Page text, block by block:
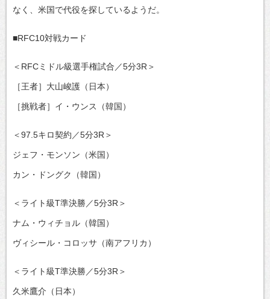
なく、米国で代役を探しているようだ。
■RFC10対戦カード
＜RFCミドル級選手権試合／5分3R＞
［王者］大山峻護（日本）
［挑戦者］イ・ウンス（韓国）
＜97.5キロ契約／5分3R＞
ジェフ・モンソン（米国）
カン・ドングク（韓国）
＜ライト級T準決勝／5分3R＞
ナム・ウィチョル（韓国）
ヴィシール・コロッサ（南アフリカ）
＜ライト級T準決勝／5分3R＞
久米鷹介（日本）